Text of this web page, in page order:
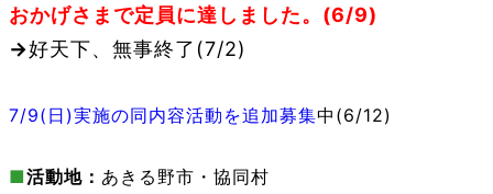
おかげさまで定員に達しました。(6/9)
→好天下、無事終了(7/2)
7/9(日)実施の同内容活動を追加募集中(6/12)
■活動地： あきる野市・協同村